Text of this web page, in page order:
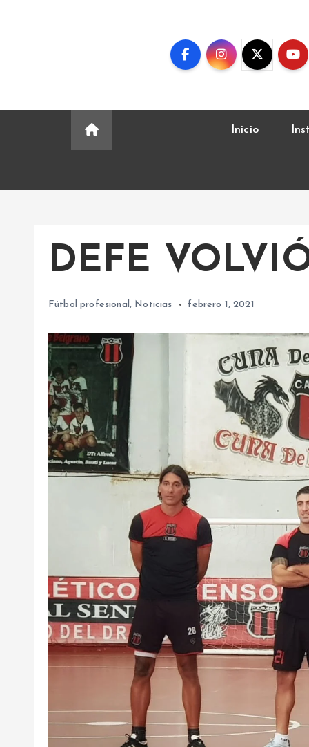
Inicio
DEFE
Fútbol profesional, Noticias febrero 1, 2021